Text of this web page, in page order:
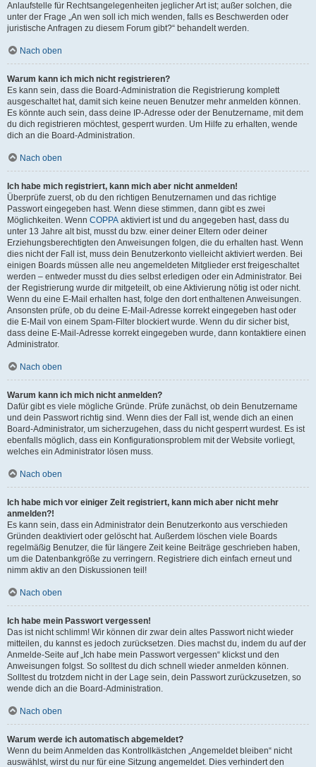
Anlaufstelle für Rechtsangelegenheiten jeglicher Art ist; außer solchen, die
unter der Frage „An wen soll ich mich wenden, falls es Beschwerden oder
juristische Anfragen zu diesem Forum gibt?“ behandelt werden.
Nach oben
Warum kann ich mich nicht registrieren?
Es kann sein, dass die Board-Administration die Registrierung komplett
ausgeschaltet hat, damit sich keine neuen Benutzer mehr anmelden können.
Es könnte auch sein, dass deine IP-Adresse oder der Benutzername, mit dem
du dich registrieren möchtest, gesperrt wurden. Um Hilfe zu erhalten, wende
dich an die Board-Administration.
Nach oben
Ich habe mich registriert, kann mich aber nicht anmelden!
Überprüfe zuerst, ob du den richtigen Benutzernamen und das richtige
Passwort eingegeben hast. Wenn diese stimmen, dann gibt es zwei
Möglichkeiten. Wenn COPPA aktiviert ist und du angegeben hast, dass du
unter 13 Jahre alt bist, musst du bzw. einer deiner Eltern oder deiner
Erziehungsberechtigten den Anweisungen folgen, die du erhalten hast. Wenn
dies nicht der Fall ist, muss dein Benutzerkonto vielleicht aktiviert werden. Bei
einigen Boards müssen alle neu angemeldeten Mitglieder erst freigeschaltet
werden – entweder musst du dies selbst erledigen oder ein Administrator. Bei
der Registrierung wurde dir mitgeteilt, ob eine Aktivierung nötig ist oder nicht.
Wenn du eine E-Mail erhalten hast, folge den dort enthaltenen Anweisungen.
Ansonsten prüfe, ob du deine E-Mail-Adresse korrekt eingegeben hast oder
die E-Mail von einem Spam-Filter blockiert wurde. Wenn du dir sicher bist,
dass deine E-Mail-Adresse korrekt eingegeben wurde, dann kontaktiere einen
Administrator.
Nach oben
Warum kann ich mich nicht anmelden?
Dafür gibt es viele mögliche Gründe. Prüfe zunächst, ob dein Benutzername
und dein Passwort richtig sind. Wenn dies der Fall ist, wende dich an einen
Board-Administrator, um sicherzugehen, dass du nicht gesperrt wurdest. Es ist
ebenfalls möglich, dass ein Konfigurationsproblem mit der Website vorliegt,
welches ein Administrator lösen muss.
Nach oben
Ich habe mich vor einiger Zeit registriert, kann mich aber nicht mehr
anmelden?!
Es kann sein, dass ein Administrator dein Benutzerkonto aus verschieden
Gründen deaktiviert oder gelöscht hat. Außerdem löschen viele Boards
regelmäßig Benutzer, die für längere Zeit keine Beiträge geschrieben haben,
um die Datenbankgröße zu verringern. Registriere dich einfach erneut und
nimm aktiv an den Diskussionen teil!
Nach oben
Ich habe mein Passwort vergessen!
Das ist nicht schlimm! Wir können dir zwar dein altes Passwort nicht wieder
mitteilen, du kannst es jedoch zurücksetzen. Dies machst du, indem du auf der
Anmelde-Seite auf „Ich habe mein Passwort vergessen“ klickst und den
Anweisungen folgst. So solltest du dich schnell wieder anmelden können.
Solltest du trotzdem nicht in der Lage sein, dein Passwort zurückzusetzen, so
wende dich an die Board-Administration.
Nach oben
Warum werde ich automatisch abgemeldet?
Wenn du beim Anmelden das Kontrollkästchen „Angemeldet bleiben“ nicht
auswählst, wirst du nur für eine Sitzung angemeldet. Dies verhindert den